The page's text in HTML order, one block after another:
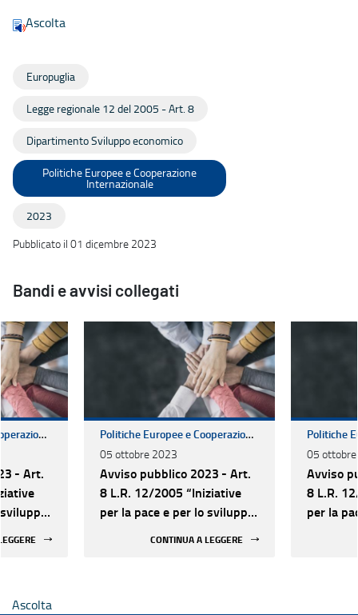
Ascolta
Europuglia
Legge regionale 12 del 2005 - Art. 8
Dipartimento Sviluppo economico
Politiche Europee e Cooperazione
Internazionale
2023
Pubblicato il 01 dicembre 2023
Bandi e avvisi collegati
Politiche Europee e Cooperazione Internazionale
- Art.
Politiche Europee e Cooperazione Internazionale
05 ottobre 2023
Avviso pubblico 2023 - Art.
8 L.R. 12/2005 “Iniziative
per la pace e per lo sviluppo
CONTINUA A LEGGERE
05
Avviso
8 L.R.
per la
Ascolta